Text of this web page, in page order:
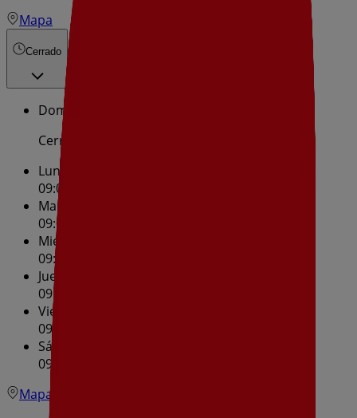
Mapa
Cerrado
Domingo
Cerrado
Lunes
09:00 - 21:30
Martes
09:00 - 21:30
Miércoles
09:00 - 21:30
Jueves
09:00 - 21:30
Viernes
09:00 - 21:30
Sábado
09:00 - 21:30
Mapa